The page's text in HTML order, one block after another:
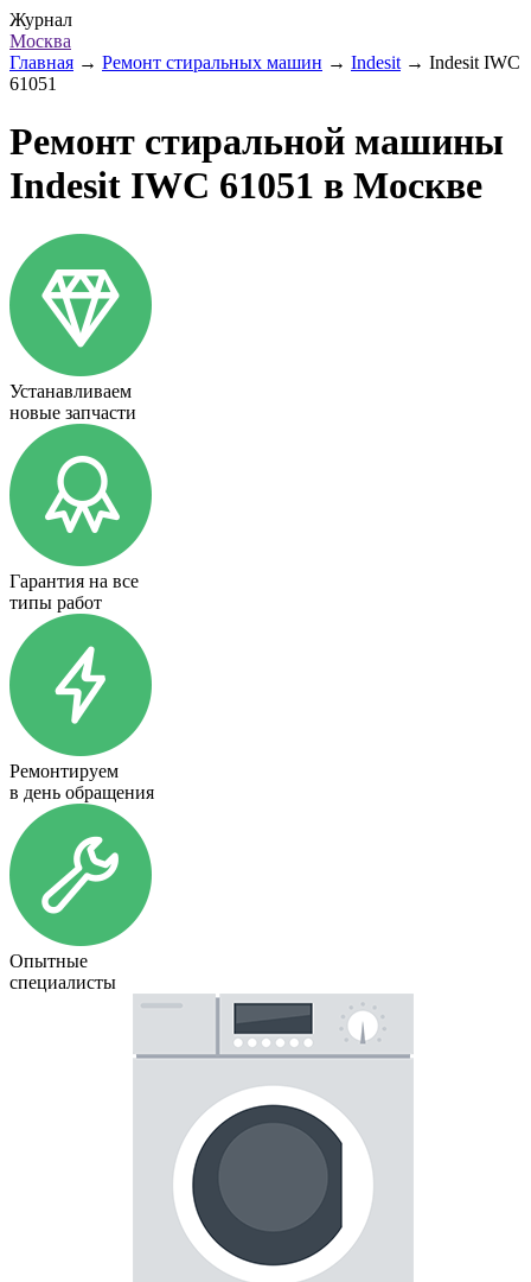
Журнал
Москва
Главная → Ремонт стиральных машин → Indesit → Indesit IWC
61051
Ремонт стиральной машины
Indesit IWC 61051 в Москве
Устанавливаем
новые запчасти
Гарантия на все
типы работ
Ремонтируем
в день обращения
Опытные
специалисты